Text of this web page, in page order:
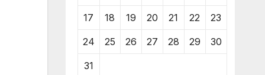
17 18 19 20 21 22 23
24 25 26 27 28 29 30
31